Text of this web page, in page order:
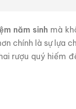
năm sinh mà
chính là sự lựa
rượu quý